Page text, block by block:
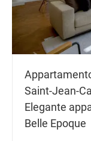
Saint-Jean-
Elegante
Belle Epoque